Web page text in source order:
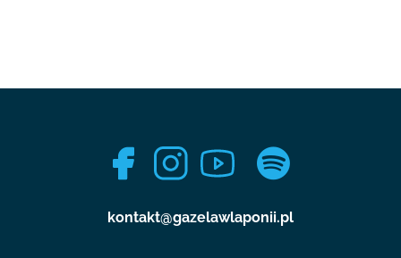
kontakt@gazelawlaponii.pl